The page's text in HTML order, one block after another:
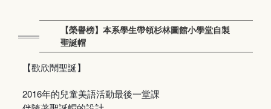
【榮譽榜】本系學生帶領杉林圖館小學堂自製
聖誕帽
【歡欣鬧聖誕】
2016年的兒童美語活動最後一堂課